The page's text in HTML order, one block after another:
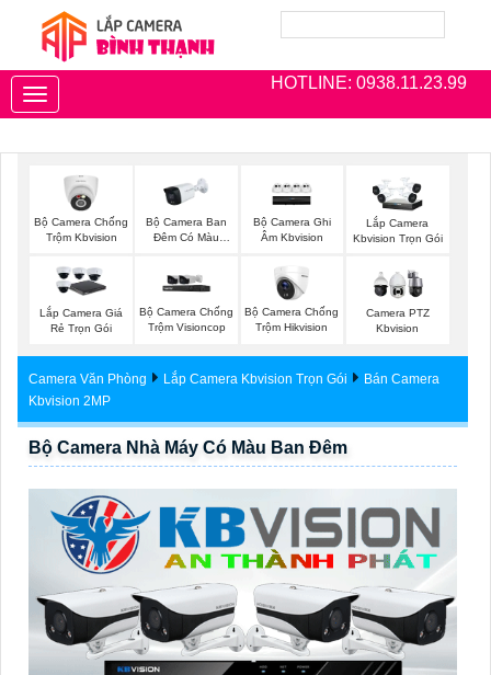
HOTLINE: 0938.11.23.99
Toggle
navigation
Bộ Camera Chống
Trộm Kbvision
Bộ Camera Ban
Đêm Có Màu
Bộ Camera Ghi
Âm Kbvision
Lắp Camera
Kbvision Trọn Gói
Lắp Camera Giá
Rẻ Trọn Gói
Bộ Camera Chống
Trộm Visioncop
Bộ Camera Chống
Trộm Hikvision
Camera PTZ
Kbvision
Camera Văn Phòng Lắp Camera Kbvision Trọn Gói
Bán Camera
Kbvision 2MP
Bộ Camera Nhà Máy Có Màu Ban Đêm